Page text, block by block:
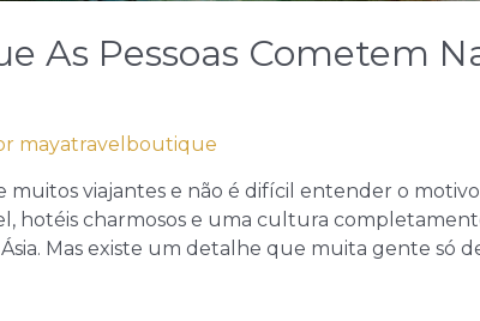
As Pessoas Cometem
mayatravelboutique
muitos viajantes e não é difícil entender o
hotéis charmosos e uma cultura
Mas existe um detalhe que muita gente só